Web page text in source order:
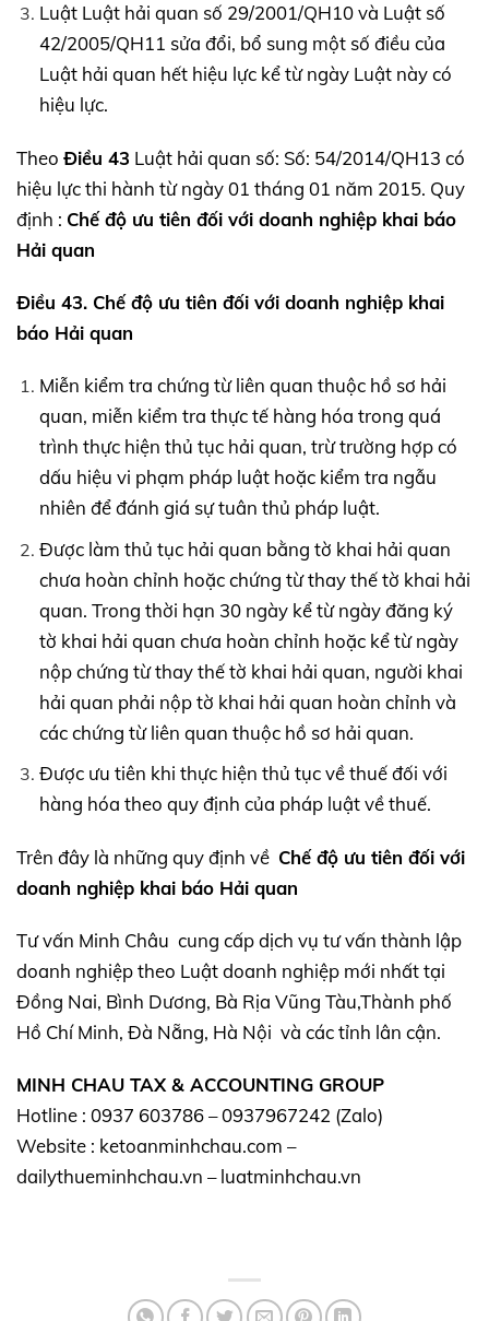
Luật Luật hải quan số 29/2001/QH10 và Luật số
42/2005/QH11 sửa đổi, bổ sung một số điều của
Luật hải quan hết hiệu lực kể từ ngày Luật này có
hiệu lực.
Theo Điều 43 Luật hải quan số: Số: 54/2014/QH13 có
hiệu lực thi hành từ ngày 01 tháng 01 năm 2015. Quy
định : Chế độ ưu tiên đối với doanh nghiệp khai báo
Hải quan
Điều 43. Chế độ ưu tiên đối với doanh nghiệp khai
báo Hải quan
Miễn kiểm tra chứng từ liên quan thuộc hồ sơ hải
quan, miễn kiểm tra thực tế hàng hóa trong quá
trình thực hiện thủ tục hải quan, trừ trường hợp có
dấu hiệu vi phạm pháp luật hoặc kiểm tra ngẫu
nhiên để đánh giá sự tuân thủ pháp luật.
Được làm thủ tục hải quan bằng tờ khai hải quan
chưa hoàn chỉnh hoặc chứng từ thay thế tờ khai hải
quan. Trong thời hạn 30 ngày kể từ ngày đăng ký
tờ khai hải quan chưa hoàn chỉnh hoặc kể từ ngày
nộp chứng từ thay thế tờ khai hải quan, người khai
hải quan phải nộp tờ khai hải quan hoàn chỉnh và
các chứng từ liên quan thuộc hồ sơ hải quan.
Được ưu tiên khi thực hiện thủ tục về thuế đối với
hàng hóa theo quy định của pháp luật về thuế.
Trên đây là những quy định về Chế độ ưu tiên đối với
doanh nghiệp khai báo Hải quan
Tư vấn Minh Châu cung cấp dịch vụ tư vấn thành lập
doanh nghiệp theo Luật doanh nghiệp mới nhất tại
Đồng Nai, Bình Dương, Bà Rịa Vũng Tàu,Thành phố
Hồ Chí Minh, Đà Nẵng, Hà Nội và các tỉnh lân cận.
MINH CHAU TAX & ACCOUNTING GROUP
Hotline : 0937 603786 – 0937967242 (Zalo)
Website : ketoanminhchau.com –
dailythueminhchau.vn – luatminhchau.vn